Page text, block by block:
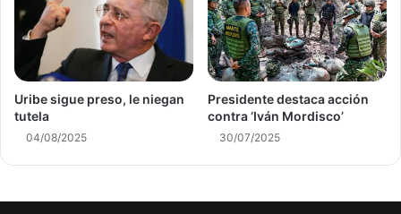
Uribe sigue preso, le niegan
tutela
04/08/2025
Presidente destaca acción
contra ‘Iván Mordisco’
30/07/2025